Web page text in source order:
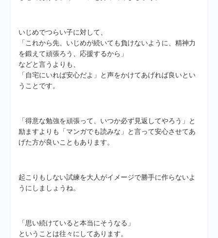
いじめでつらい子に対して、
「これから先、いじめが続いても負けないように、精神力
を鍛えて頑張ろう、応援するから」
などと言うよりも、
「自宅にいれば安心だよ」と声をかけてあげれば良いとい
うことです。
「得意な勉強を頑張って、いつか必ず見返してやろう」と
励ますよりも「マンガでも読みな」と言って安心させてあ
げた方が良いこともあります。
起こりもしない試練を大人がイメージで勝手に作らないよ
うにしましょうね。
「思い続けていると本当にそうなる」
ということは往々にしてあります。